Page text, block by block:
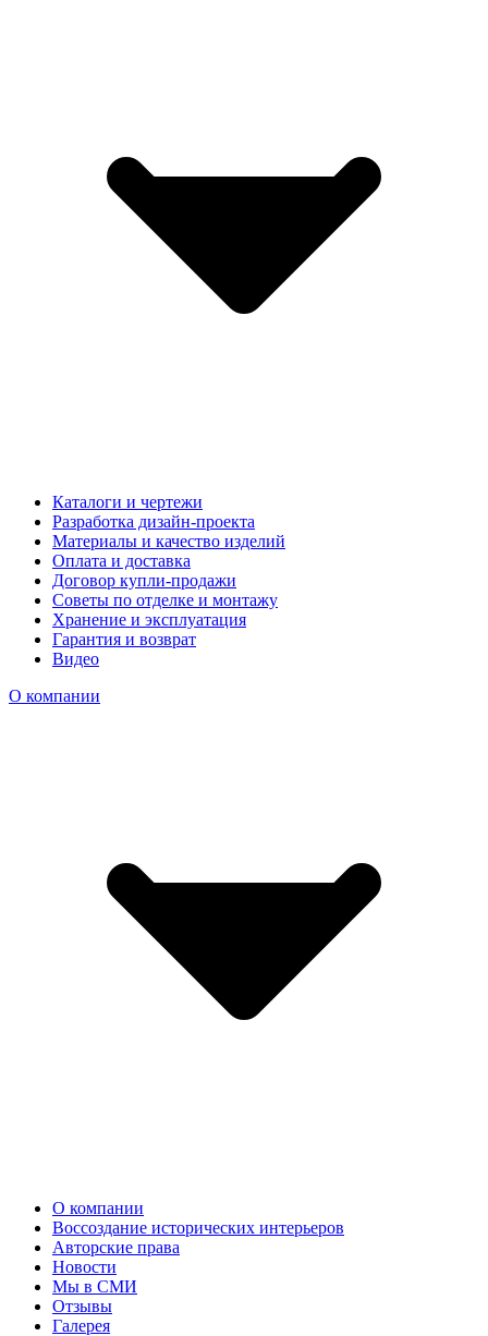
Каталоги и чертежи
Разработка дизайн-проекта
Материалы и качество изделий
Оплата и доставка
Договор купли-продажи
Советы по отделке и монтажу
Хранение и эксплуатация
Гарантия и возврат
Видео
О компании
О компании
Воссоздание исторических интерьеров
Авторские права
Новости
Мы в СМИ
Отзывы
Галерея